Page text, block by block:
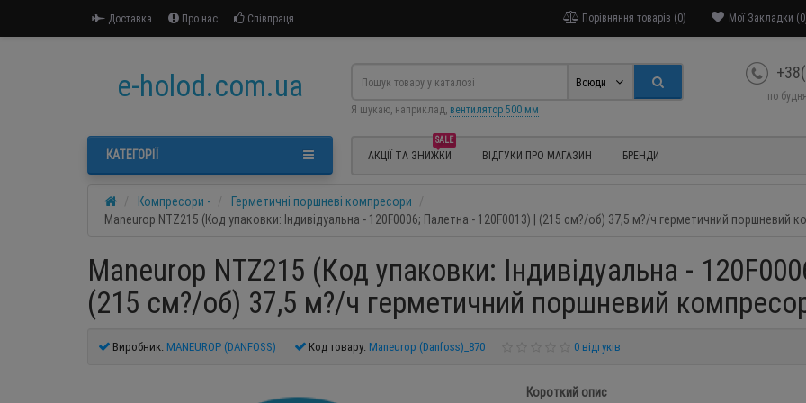
Доставка Про нас Співпраця Мої Закладки
Порівняння товарів (0)
e-holod.com.ua по
Всюди
Я шукаю, наприклад, вентилятор 500 мм
SALE
АКЦІЇ ТА ЗНИЖКИ ВІДГУКИ ПРО МАГАЗИН БРЕНДИ
КАТЕГОРІЇ
Компресори -
Герметичні поршневі компресори
Maneurop NTZ215 (Код упаковки: Індивідуальна - 120F0006; Палетна - 120F0013) | (215 см?/об) 37,5 м?/ч герметичний поршневий
Maneurop NTZ215 (Код упаковки: Індивідуальна -
(215 см?/об) 37,5 м?/ч герметичний поршневий
Виробник: MANEUROP (DANFOSS) Код товару: Maneurop (Danfoss)_870 0 відгуків
Короткий опис